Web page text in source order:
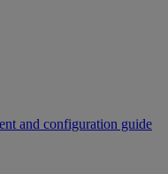
and configuration guide